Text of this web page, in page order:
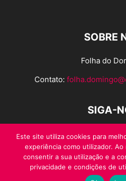
SOBRE
Folha do
Contato:
SIGA-
Este site utiliza cookies para
experiência como utilizador.
consentir a sua utilização e a
privacidade e condições de